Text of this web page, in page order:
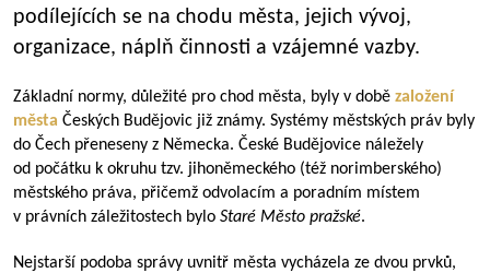
podílejících se na chodu města, jejich vývoj,
organizace, náplň činnosti a vzájemné vazby.
Základní normy, důležité pro chod města, byly v době založení
města Českých Budějovic již známy. Systémy městských práv byly
do Čech přeneseny z Německa. České Budějovice náležely
od počátku k okruhu tzv. jihoněmeckého (též norimberského)
městského práva, přičemž odvolacím a poradním místem
v právních záležitostech bylo Staré Město pražské.
Nejstarší podoba správy uvnitř města vycházela ze dvou prvků,